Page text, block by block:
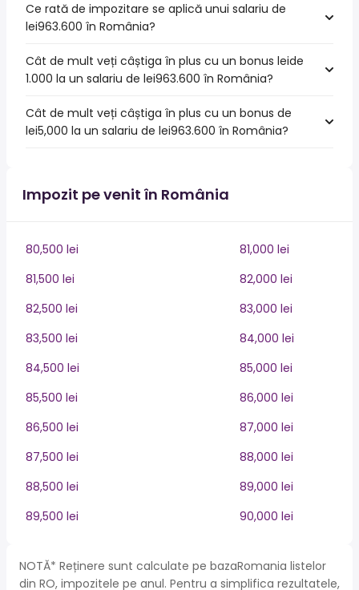
Ce rată de impozitare se aplică unui salariu de
lei963.600 în România?
Cât de mult veți câștiga în plus cu un bonus leide
1.000 la un salariu de lei963.600 în România?
Cât de mult veți câștiga în plus cu un bonus de
lei5,000 la un salariu de lei963.600 în România?
Impozit pe venit în România
80,500 lei
81,000 lei
81,500 lei
82,000 lei
82,500 lei
83,000 lei
83,500 lei
84,000 lei
84,500 lei
85,000 lei
85,500 lei
86,000 lei
86,500 lei
87,000 lei
87,500 lei
88,000 lei
88,500 lei
89,000 lei
89,500 lei
90,000 lei
NOTĂ* Reținere sunt calculate pe bazaRomania listelor
din RO, impozitele pe anul. Pentru a simplifica rezultatele,